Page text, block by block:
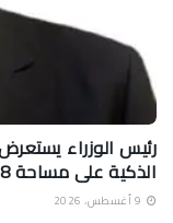
رئيس الوزراء
الذكية على مساحة 128 فدانًا بمطروح